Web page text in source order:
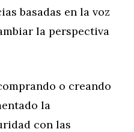
basadas en la voz
la perspectiva
o creando
la
con las